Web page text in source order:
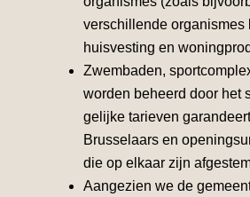
verschillende organismes
huisvesting en
Zwembaden,
worden beheerd door het
gelijke tarieven
Brusselaars en
die op elkaar zijn
Aangezien we de